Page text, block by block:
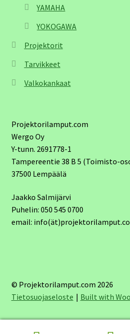
YAMAHA
YOKOGAWA
Projektorit
Tarvikkeet
Valkokankaat
Projektorilamput.com
Wergo Oy
Y-tunn. 2691778-1
Tampereentie 38 B 5 (Toimisto-
37500 Lempäälä
Jaakko Salmijärvi
Puhelin: 050 545 0700
email:
© Projektorilamput.com 2026
Tietosuojaseloste
Built with